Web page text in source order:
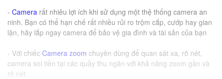
- Camera rất nhiêu lợi ích khi sử dụng một thệ thống camera an
ninh. Bạn có thể hạn chế rất nhiều rủi ro trộm cắp, cướp hay gian
lận, hãy lắp ngay camera để bảo vệ gia đình và tài sản của bạn
- Với chiếc Camera zoom chuyên dùng để quan sát xa, rõ nét,
camera soi tiền tại các quầy thu ngân với khả năng zoom gần và
rõ nét